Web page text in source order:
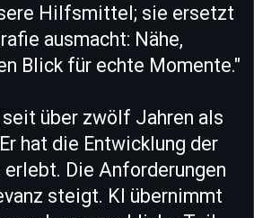
Hilfsmittel; sie ersetzt
ausmacht: Nähe,
Blick für echte Momente."
über zwölf Jahren als
hat die Entwicklung der
erlebt. Die Anforderungen
steigt. KI übernimmt